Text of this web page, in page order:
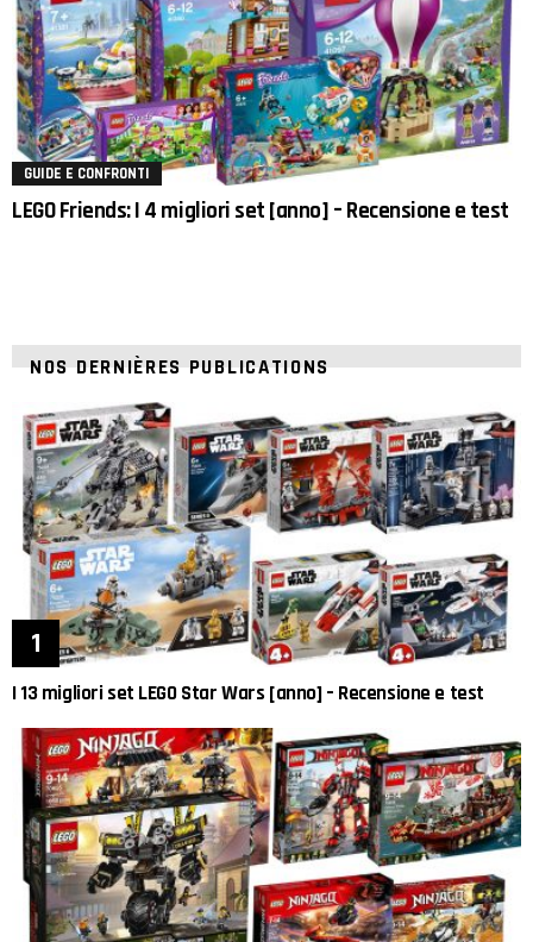
GUIDE E CONFRONTI
LEGO Friends: I 4 migliori set [anno] – Recensione e test
NOS DERNIÈRES PUBLICATIONS
I 13 migliori set LEGO Star Wars [anno] – Recensione e test